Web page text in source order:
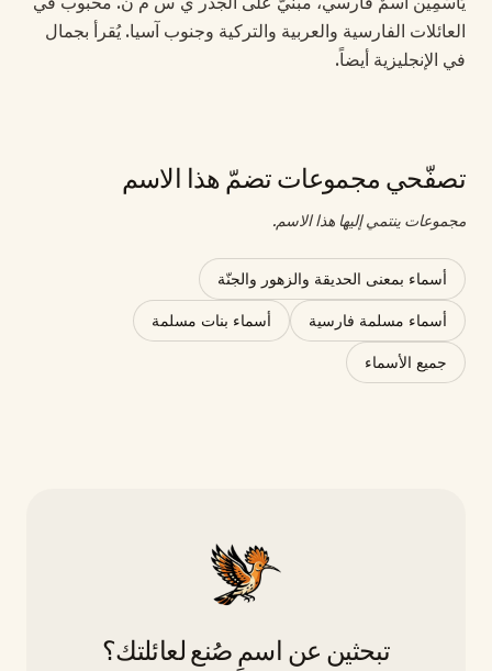
العائلات الفارسية والعربية والتركية وجنوب آسيا. يُقرأ بجمال
في الإنجليزية أيضاً.
تصفّحي مجموعات تضمّ هذا الاسم
مجموعات ينتمي إليها هذا الاسم.
أسماء بمعنى الحديقة والزهور والجنّة
أسماء مسلمة فارسية أسماء بنات مسلمة
جميع الأسماء
تبحثين عن اسمٍ صُنع لعائلتك؟